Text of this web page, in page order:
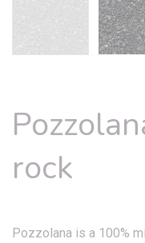
rock
Pozzolana is a 100%